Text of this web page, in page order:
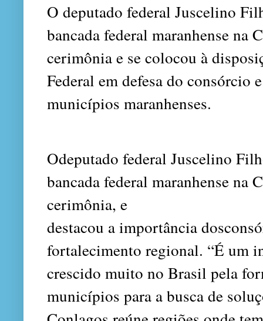
O deputado federal Juscelino
bancada federal maranhense na
cerimônia e se colocou à
Federal em defesa do consórcio
municípios maranhenses.
Odeputado federal Juscelino
bancada federal maranhense na
cerimônia, e
destacou a importância
fortalecimento regional. “É um
crescido muito no Brasil pela
municípios para a busca de